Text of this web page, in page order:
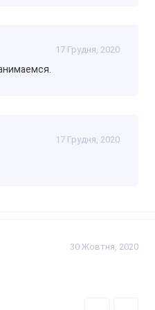
ЕБУ через OBD2.
17 Грудня, 2020
17 Грудня, 2020
30 Жовтня, 2020